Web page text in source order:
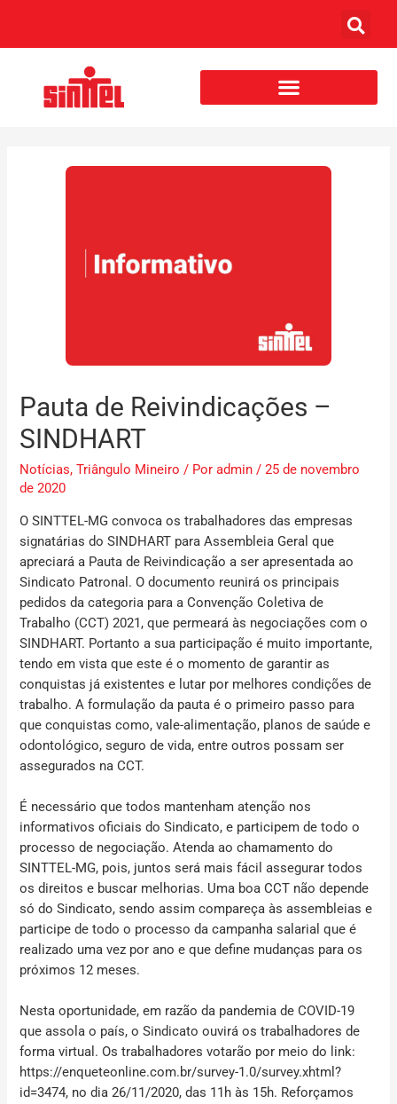
Pauta de Reivindicações –
SINDHART
Notícias,Triângulo Mineiro / Poradmin /25 de novembro
de 2020
O SINTTEL-MG convoca os trabalhadores das empresas
signatárias do SINDHART para Assembleia Geral que
apreciará a Pauta de Reivindicação a ser apresentada ao
Sindicato Patronal. O documento reunirá os principais
pedidos da categoria para a Convenção Coletiva de
Trabalho (CCT) 2021, que permeará às negociações com o
SINDHART. Portanto a sua participação é muito importante,
tendo em vista que este é o momento de garantir as
conquistas já existentes e lutar por melhores condições de
trabalho. A formulação da pauta é o primeiro passo para
que conquistas como, vale-alimentação, planos de saúde e
odontológico, seguro de vida, entre outros possam ser
assegurados na CCT.
É necessário que todos mantenham atenção nos
informativos oficiais do Sindicato, e participem de todo o
processo de negociação. Atenda ao chamamento do
SINTTEL-MG, pois, juntos será mais fácil assegurar todos
os direitos e buscar melhorias. Uma boa CCT não depende
só do Sindicato, sendo assim compareça às assembleias e
participe de todo o processo da campanha salarial que é
realizado uma vez por ano e que define mudanças para os
próximos 12 meses.
Nesta oportunidade, em razão da pandemia de COVID-19
que assola o país, o Sindicato ouvirá os trabalhadores de
forma virtual. Os trabalhadores votarão por meio do link:
https://enqueteonline.com.br/survey-1.0/survey.xhtml?
id=3474, no dia 26/11/2020, das 11h às 15h. Reforçamos